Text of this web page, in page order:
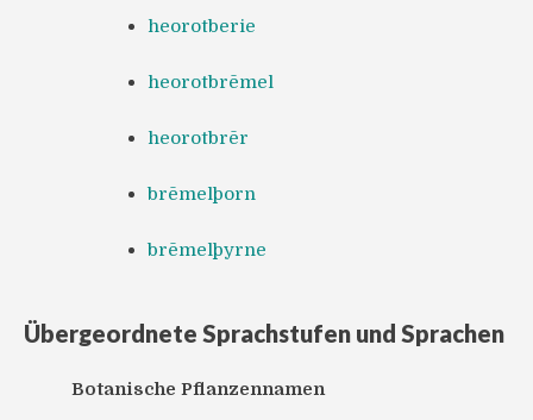
heorotberie
heorotbrēmel
heorotbrēr
brēmelþorn
brēmelþyrne
Übergeordnete Sprachstufen und Sprachen
Botanische Pflanzennamen